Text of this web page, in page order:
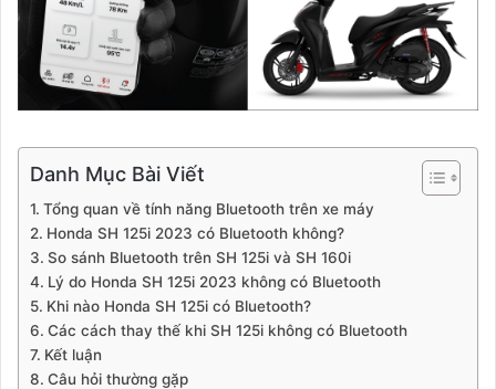
Danh Mục Bài Viết
Tổng quan về tính năng Bluetooth trên xe máy
Honda SH 125i 2023 có Bluetooth không?
So sánh Bluetooth trên SH 125i và SH 160i
Lý do Honda SH 125i 2023 không có Bluetooth
Khi nào Honda SH 125i có Bluetooth?
Các cách thay thế khi SH 125i không có Bluetooth
Kết luận
Câu hỏi thường gặp